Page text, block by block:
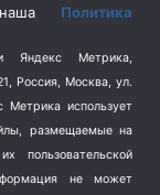
наша Политика
Яндекс Метрика,
Россия, Москва, ул.
использует
размещаемые на
пользовательской
не может